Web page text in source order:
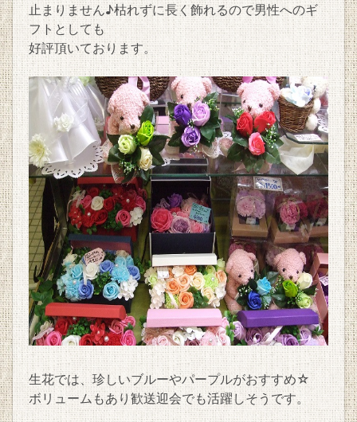
止まりません♪枯れずに長く飾れるので男性へのギ
フトとしても
好評頂いております。
生花では、珍しいブルーやパープルがおすすめ☆
ボリュームもあり歓送迎会でも活躍しそうです。